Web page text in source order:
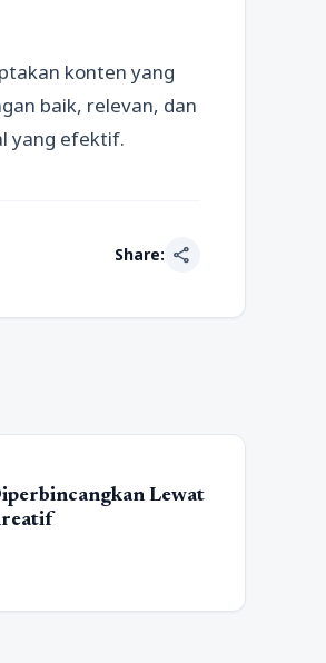
konten yang
baik, relevan, dan
yang efektif.
Share: share
Lewat